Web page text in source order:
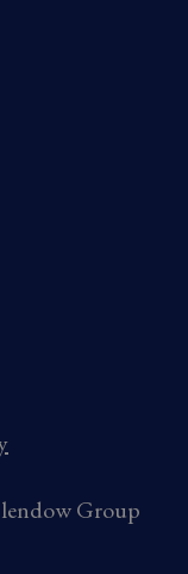
Group